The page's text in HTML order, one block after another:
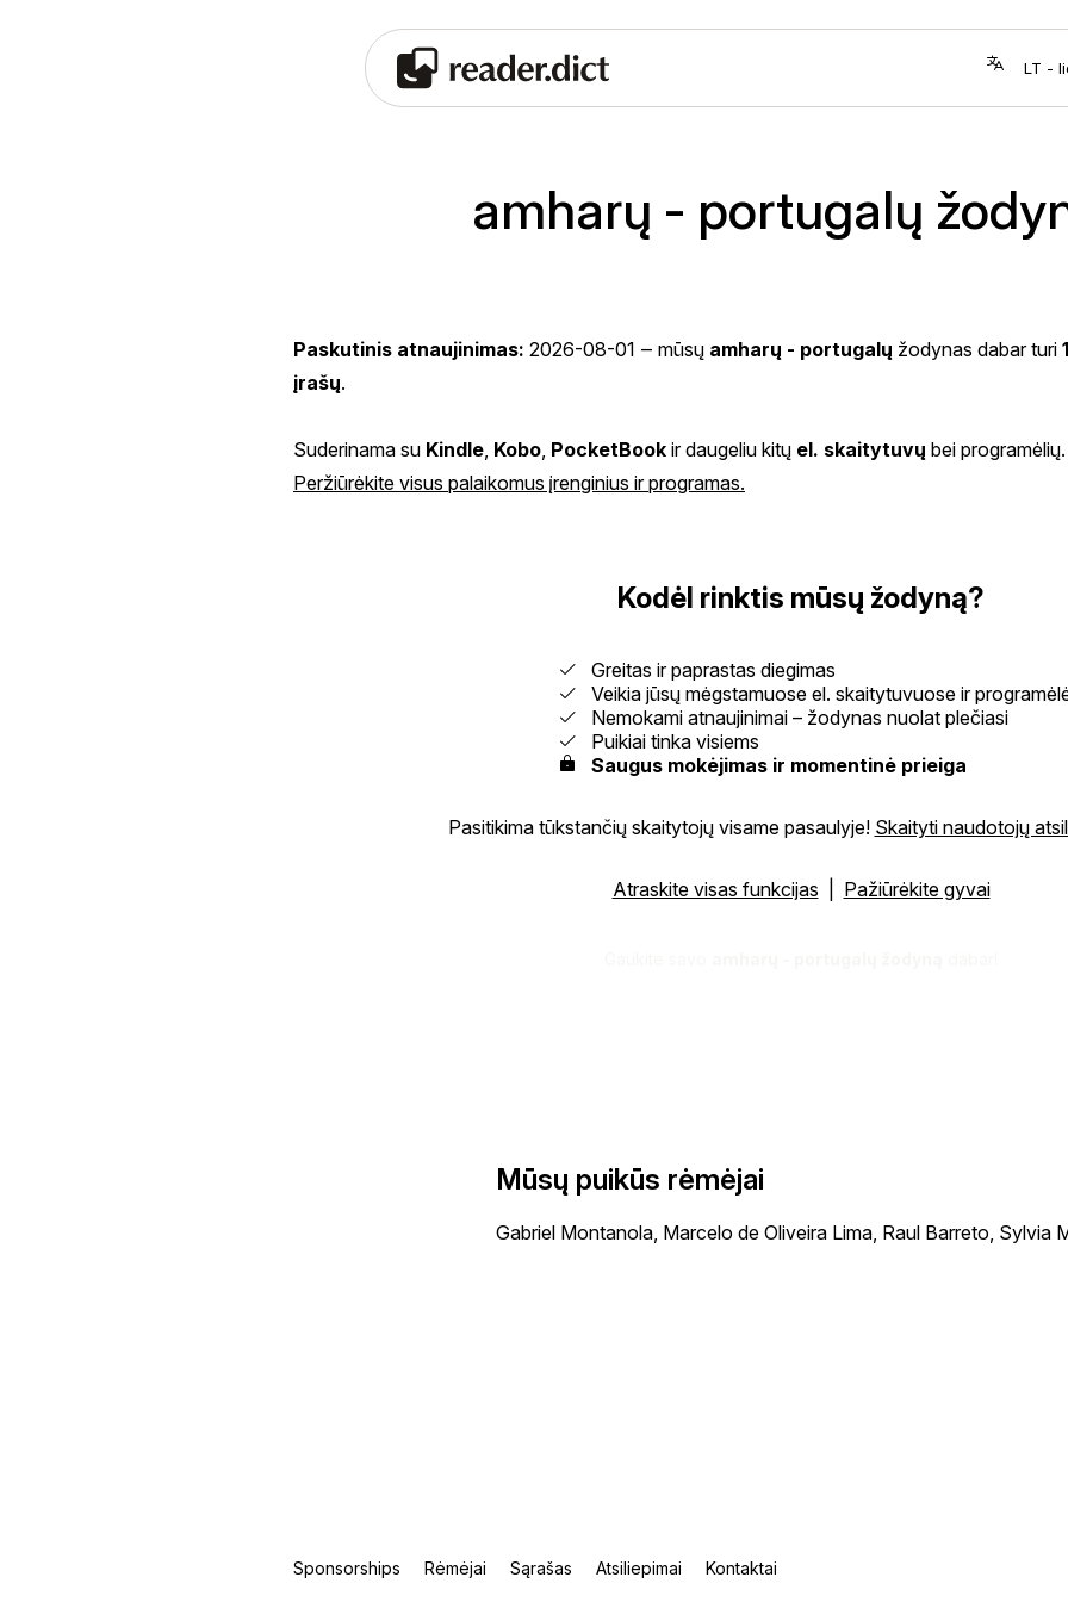
amharų - portugalų
Paskutinis atnaujinimas: 2026-08-01 ‒ mūsų amharų - portugalų žodynas dabar turi
įrašų.
Suderinama su Kindle Kobo PocketBook ir daugeliu kitų el. skaitytuvų bei programėlių.
Peržiūrėkite visus palaikomus įrenginius ir programas.
Kodėl rinktis mūsų žodyną?
Greitas ir paprastas diegimas
Veikia jūsų mėgstamuose el. skaitytuvuose ir
Nemokami atnaujinimai – žodynas nuolat plečiasi
Puikiai tinka visiems
Saugus mokėjimas ir momentinė prieiga
Pasitikima tūkstančių skaitytojų visame pasaulyje! Skaityti naudotojų
Atraskite visas funkcijas Pažiūrėkite gyvai
Mūsų puikūs rėmėjai
Gabriel Montanola, Marcelo de Oliveira Lima, Raul Barreto, Sylvia
Sponsorships Rėmėjai Sąrašas Atsiliepimai Kontaktai